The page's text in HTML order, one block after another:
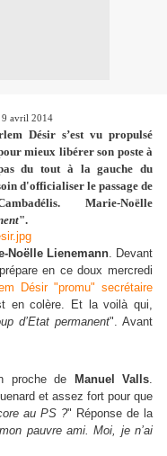
9 avril 2014
Désir s’est vu propulsé
mieux libérer son poste à
du tout à la gauche du
d'officialiser le passage de
Marie-Noëlle
".
Noëlle Lienemann. Devant
en ce doux mercredi
Désir "promu" secrétaire
en colère. Et la voilà qui,
d’Etat permanent". Avant
proche de Manuel Valls.
et assez fort pour que
au PS ?" Réponse de la
pauvre ami. Moi, je n’ai